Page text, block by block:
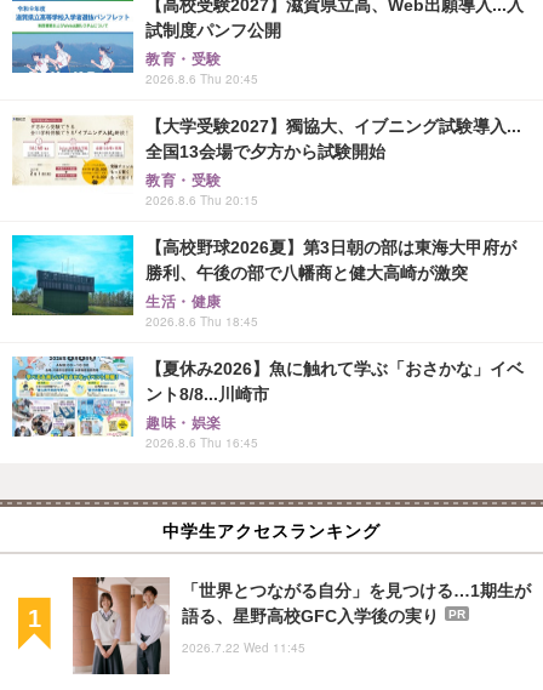
【高校受験2027】滋賀県立高、Web出願導入...入
試制度パンフ公開
教育・受験
2026.8.6 Thu 20:45
【大学受験2027】獨協大、イブニング試験導入...
全国13会場で夕方から試験開始
教育・受験
2026.8.6 Thu 20:15
【高校野球2026夏】第3日朝の部は東海大甲府が
勝利、午後の部で八幡商と健大高崎が激突
生活・健康
2026.8.6 Thu 18:45
【夏休み2026】魚に触れて学ぶ「おさかな」イベ
ント8/8...川崎市
趣味・娯楽
2026.8.6 Thu 16:45
中学生アクセスランキング
「世界とつながる自分」を見つける…1期生が
語る、星野高校GFC入学後の実り
PR
2026.7.22 Wed 11:45